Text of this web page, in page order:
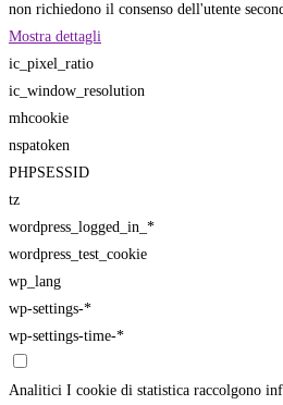
non richiedono il consenso dell'utente
Mostra dettagli
ic_pixel_ratio
ic_window_resolution
mhcookie
nspatoken
PHPSESSID
tz
wordpress_logged_in_*
wordpress_test_cookie
wp_lang
wp-settings-*
wp-settings-time-*
Analitici I cookie di statistica raccolgono